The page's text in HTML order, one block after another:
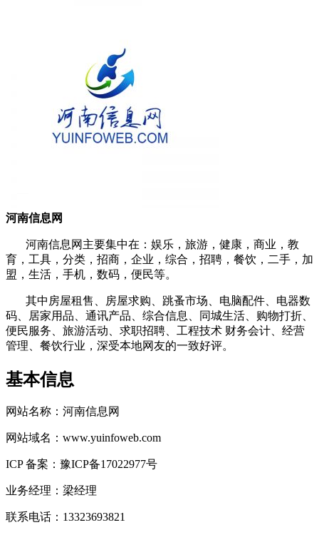
河南信息网
河南信息网主要集中在：娱乐，旅游，健康，商业，教
育，工具，分类，招商，企业，综合，招聘，餐饮，二手，加
盟，生活，手机，数码，便民等。
其中房屋租售、房屋求购、跳蚤市场、电脑配件、电器数
码、居家用品、通讯产品、综合信息、同城生活、购物打折、
便民服务、旅游活动、求职招聘、工程技术 财务会计、经营
管理、餐饮行业，深受本地网友的一致好评。
基本信息
网站名称：河南信息网
网站域名：www.yuinfoweb.com
ICP 备案：豫ICP备17022977号
业务经理：梁经理
联系电话：13323693821